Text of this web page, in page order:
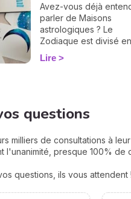
Avez-vous déjà
parler de Maisons
astrologiques ? Le
Zodiaque est divisé en
douze Maisons et
correspond à une
naissance, elles jouent
rôle très important pour
personnalité et votre
Voici leurs
Lire
questions
milliers de consultations à
l'unanimité, presque 100% de
questions, ils vous attendent